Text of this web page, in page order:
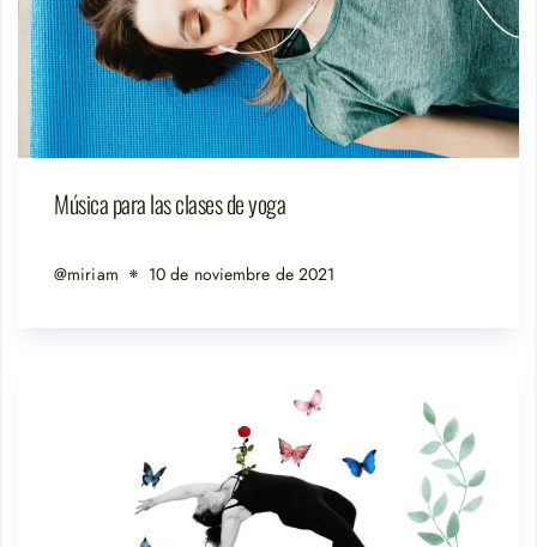
Música para las clases de yoga
@miriam 10 de noviembre de 2021